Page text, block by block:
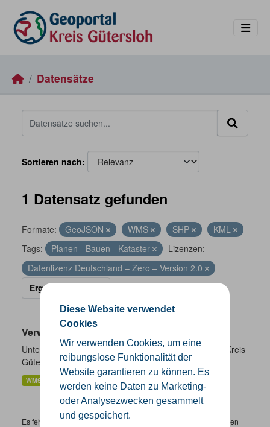
Diese Website verwendet
Cookies
Wir verwenden Cookies, um eine
reibungslose Funktionalität der
Website garantieren zu können. Es
werden keine Daten zu Marketing-
oder Analysezwecken gesammelt
und gespeichert.
Datensätze
Sortieren nach
1 Datensatz gefunden
Formate: GeoJSON WMS SHP
KML
Tags:
Planen - Bauen - Kataster
Lizenzen:
Datenlizenz Deutschland – Zero – Version 2.0
Ergebnisse filtern
Verwaltungsgrenzen
Unterschiedliche Ebenen der Verwaltungsgrenzen im Kreis
Gütersloh
WMS GeoJSON KML
Es fehlen spezifische Datensätze? Wenden Sie sich bitte an einen